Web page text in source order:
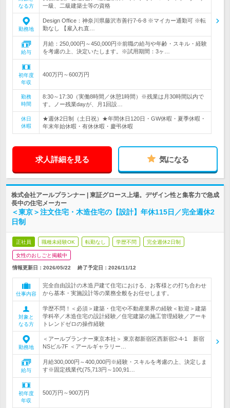
なる方
一級、二級建築士等の資格
勤務地
Design Office：神奈川県藤沢市善行7-6-8 ※マイカー通勤可 ※転
勤なし 【雇入れ直…
給与
月給：250,000円～450,000円※前職の給与や年齢・スキル・経験
を考慮の上、決定いたします。※試用期間：3ヶ…
初年度
年収
400万円～600万円
勤務
時間
8:30～17:30（実働8時間／休憩1時間）※残業は月30時間以内で
す。ノー残業dayが、月1回設…
休日
休暇
★週休2日制（土日祝）★年間休日120日・GW休暇・夏季休暇・
年末年始休暇・有休休暇・慶弔休暇
求人詳細を見る 気になる
株式会社アールプランナー | 東証グロース上場。デザイン性と集客力で急成
長中の住宅メーカー
＜東京＞注文住宅・木造住宅の【設計】年休115日／完全週休2
日制
正社員 職種未経験OK 転勤なし 学歴不問 完全週休2日制
女性のおしごと掲載中
情報更新日：2026/05/22 終了予定日： 2026/11/12
仕事内容
完全自由設計の木造戸建て住宅における、お客様との打ち合わせ
から基本・実施設計等の業務全般をお任せします。
対象と
なる方
学歴不問！＜必須＞建築・住宅や不動産業界の経験＜歓迎＞建築
学科卒／木造住宅の設計経験／住宅建築の施工管理経験／アーキ
トレンドゼロの操作経験
勤務地
＜アールプランナー東京本社＞ 東京都新宿区西新宿2-4-1 新宿
NSビル7F ＜アールギャラリー…
給与
月給300,000円～400,000円※経験・スキルを考慮の上、決定しま
す※固定残業代(75,713円～100,91…
初年度
年収
500万円～900万円